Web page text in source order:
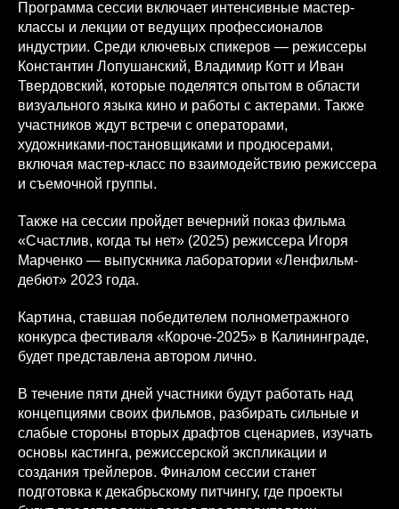
Программа сессии включает интенсивные мастер-
классы и лекции от ведущих профессионалов
индустрии. Среди ключевых спикеров — режиссеры
Константин Лопушанский, Владимир Котт и Иван
Твердовский, которые поделятся опытом в области
визуального языка кино и работы с актерами. Также
участников ждут встречи с операторами,
художниками-постановщиками и продюсерами,
включая мастер-класс по взаимодействию режиссера
и съемочной группы.
Также на сессии пройдет вечерний показ фильма
«Счастлив, когда ты нет» (2025) режиссера Игоря
Марченко — выпускника лаборатории «Ленфильм-
дебют» 2023 года.
Картина, ставшая победителем полнометражного
конкурса фестиваля «Короче-2025» в Калининграде,
будет представлена автором лично.
В течение пяти дней участники будут работать над
концепциями своих фильмов, разбирать сильные и
слабые стороны вторых драфтов сценариев, изучать
основы кастинга, режиссерской экспликации и
создания трейлеров. Финалом сессии станет
подготовка к декабрьскому питчингу, где проекты